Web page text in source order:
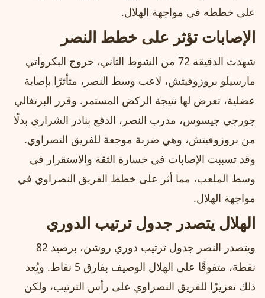
على خططه في مواجهة الهلال.
الإصابات تؤثر على خطط النصر
شهدت الدقيقة 72 من الشوط الثاني، خروج البكرواتي
مارسيلو بروزوفيتش، لاعب وسط النصر، متأثرًا بإصابة
عضلية، تعرض لها نتيجة الركض المستمر. وقرر البرتغالي
جورجي جيسوس، مدرب النصر، الدفع بنادر الشراري بدلًا
من بروزوفيتش، وهي ضربة موجعة للفريق النصراوي.
وقد تسببت الإصابات في خسارة الثقة والاستقرار في
وسط الملعب، مما أثر على خطط الفريق النصراوي في
مواجهة الهلال.
الهلال يتصدر جدول ترتيب الدوري
ويتصدر النصر جدول ترتيب دوري روشن، برصيد 82
نقطة، متفوقًا على الهلال الوصيف بفارق 5 نقاط. ويُعد
ذلك تعزيزًا للفريق النصراوي على رأس الترتيب، ولكن